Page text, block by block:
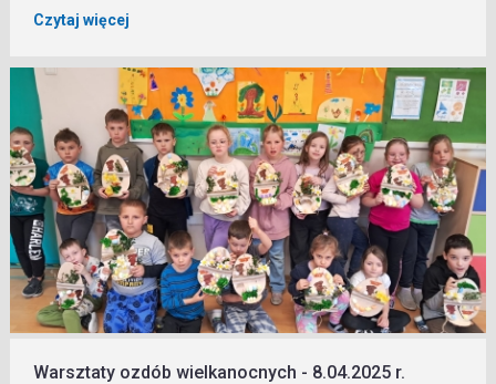
Czytaj więcej
Warsztaty ozdób wielkanocnych - 8.04.2025 r.